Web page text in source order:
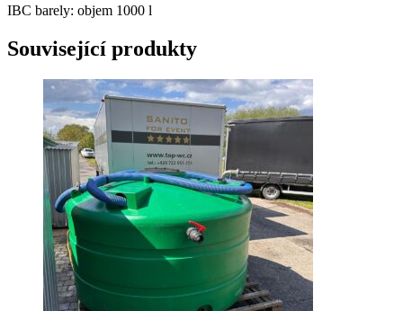
IBC barely: objem 1000 l
Související produkty